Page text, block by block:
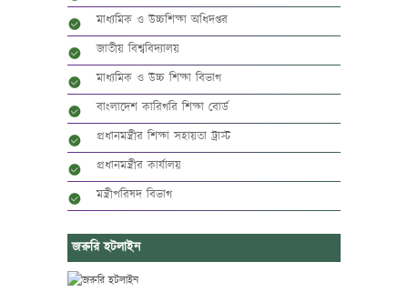
মাধ্যমিক ও উচ্চশিক্ষা অধিদপ্তর
জাতীয় বিশ্ববিদ্যালয়
মাধ্যমিক ও উচ্চ শিক্ষা বিভাগ
বাংলাদেশ কারিগরি শিক্ষা বোর্ড
প্রধানমন্ত্রীর শিক্ষা সহায়তা ট্রাস্ট
প্রধানমন্ত্রীর কার্যালয়
মন্ত্রীপরিষদ বিভাগ
জরুরি হটলাইন